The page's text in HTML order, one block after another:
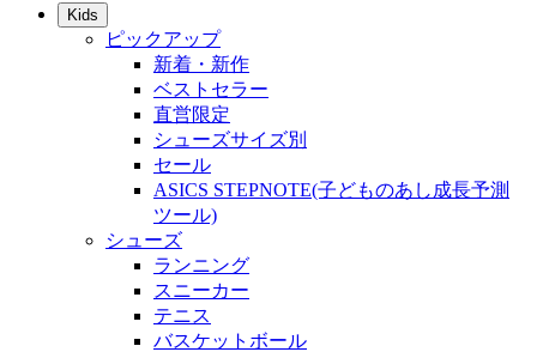
Kids
ピックアップ
新着・新作
ベストセラー
直営限定
シューズサイズ別
セール
ASICS STEPNOTE(子どものあし成長予測
ツール)
シューズ
ランニング
スニーカー
テニス
バスケットボール